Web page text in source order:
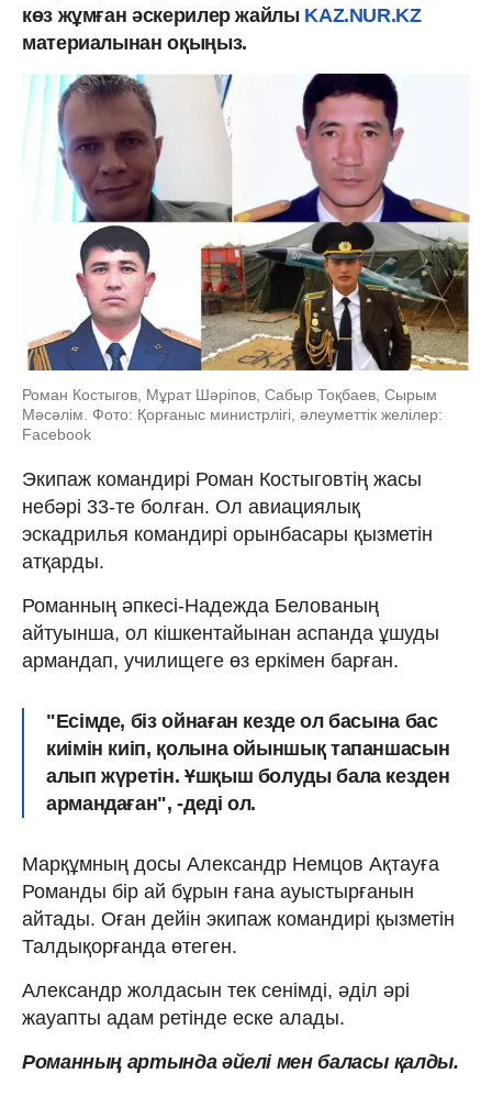
көз жұмған әскерилер жайлы KAZ.NUR.KZ
материалынан оқыңыз.
Роман Костыгов, Мұрат Шәріпов, Сабыр Тоқбаев, Сырым
Мәсәлім. Фото: Қорғаныс министрлігі, әлеуметтік желілер:
Facebook
Экипаж командирі Роман Костыговтің жасы
небәрі 33-те болған. Ол авиациялық
эскадрилья командирі орынбасары қызметін
атқарды.
Романның әпкесі-Надежда Белованың
айтуынша, ол кішкентайынан аспанда ұшуды
армандап, училищеге өз еркімен барған.
"Есімде, біз ойнаған кезде ол басына бас
киімін киіп, қолына ойыншық тапаншасын
алып жүретін. Ұшқыш болуды бала кезден
армандаған", -деді ол.
Марқұмның досы Александр Немцов Ақтауға
Романды бір ай бұрын ғана ауыстырғанын
айтады. Оған дейін экипаж командирі қызметін
Талдықорғанда өтеген.
Александр жолдасын тек сенімді, әділ әрі
жауапты адам ретінде еске алады.
Романның артында әйелі мен баласы қалды.